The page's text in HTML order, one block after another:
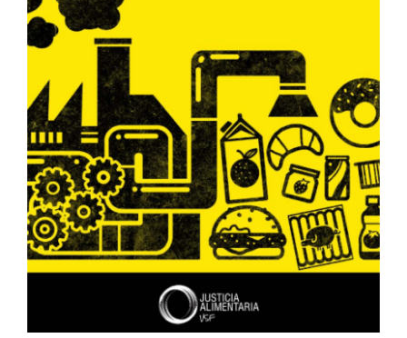
Proponemos eliminar
consumo y promoción de
alimentos insanos en las
escuelas dominicanas
Campañas Cooperación Investigación Sense
categoritzar